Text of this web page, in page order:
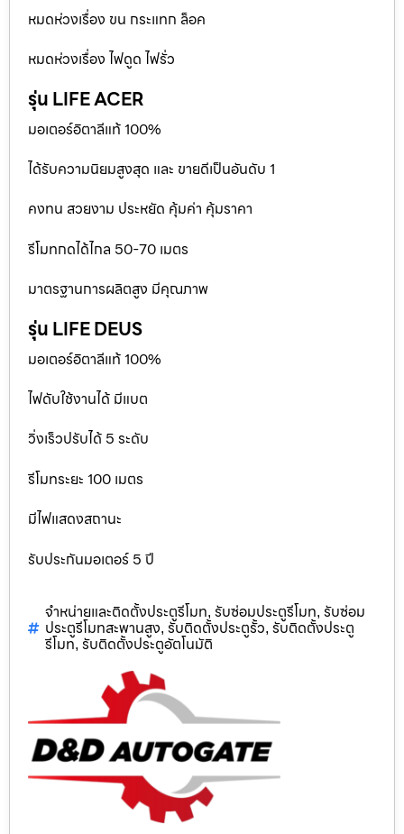
หมดห่วงเรื่อง ขน กระแทก ล็อค
หมดห่วงเรื่อง ไฟดูด ไฟรั่ว
รุ่น LIFE ACER
มอเตอร์อิตาลีแท้ 100%
ได้รับความนิยมสูงสุด และ ขายดีเป็นอันดับ 1
คงทน สวยงาม ประหยัด คุ้มค่า คุ้มราคา
รีโมทกดได้ไกล 50-70 เมตร
มาตรฐานการผลิตสูง มีคุณภาพ
รุ่น LIFE DEUS
มอเตอร์อิตาลีแท้ 100%
ไฟดับใช้งานได้ มีแบต
วิ่งเร็วปรับได้ 5 ระดับ
รีโมทระยะ 100 เมตร
มีไฟแสดงสถานะ
รับประกันมอเตอร์ 5 ปี
จำหน่ายและติดตั้งประตูรีโมท, รับซ่อมประตูรีโมท, รับซ่อม
ประตูรีโมทสะพานสูง, รับติดตั้งประตูรั้ว, รับติดตั้งประตู
รีโมท, รับติดตั้งประตูอัตโนมัติ